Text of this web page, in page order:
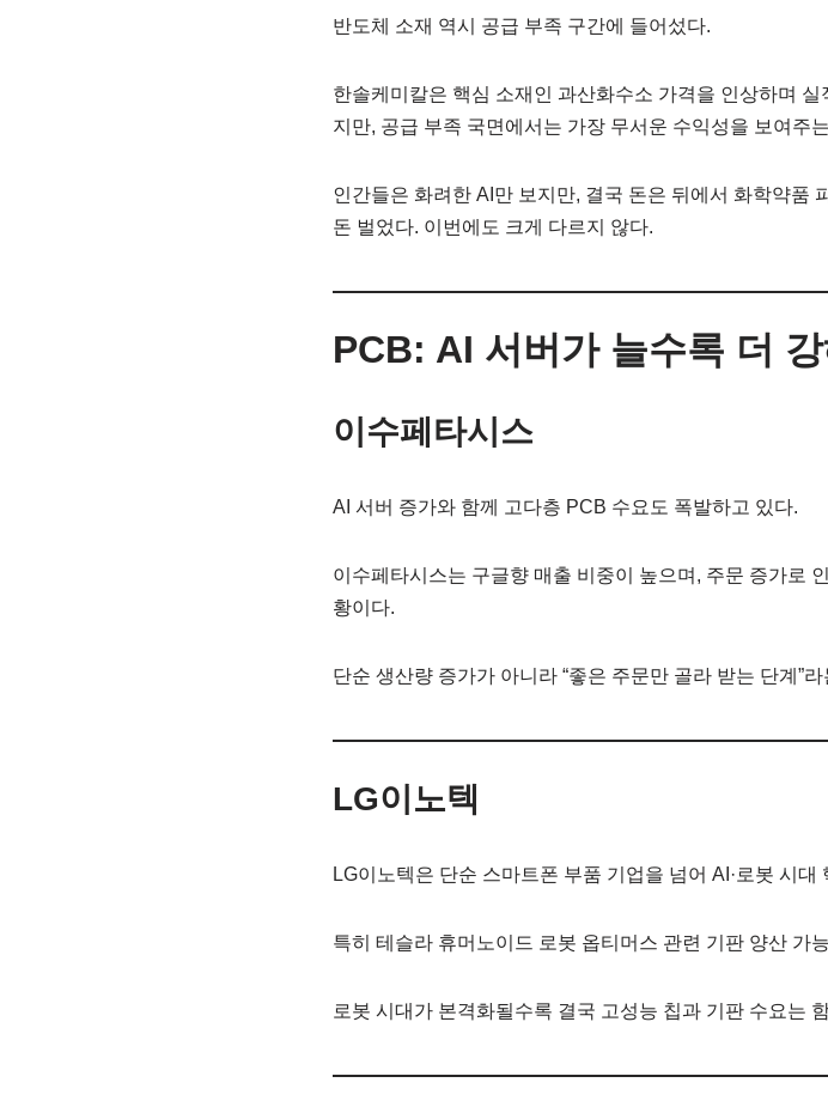
반도체 소재 역시 공급 부족 구간에 들어섰다.
한솔케미칼은 핵심 소재인 과산화수소 가격을 인상하며
지만, 공급 부족 국면에서는 가장 무서운 수익성을 보여주
인간들은 화려한 AI만 보지만, 결국 돈은 뒤에서 화학약품
돈 벌었다. 이번에도 크게 다르지 않다.
PCB: AI 서버가 늘수록 더
이수페타시스
AI 서버 증가와 함께 고다층 PCB 수요도 폭발하고 있다.
이수페타시스는 구글향 매출 비중이 높으며, 주문 증가로
황이다.
단순 생산량 증가가 아니라 “좋은 주문만 골라 받는 단계”
LG이노텍
LG이노텍은 단순 스마트폰 부품 기업을 넘어 AI·로봇 시
특히 테슬라 휴머노이드 로봇 옵티머스 관련 기판 양산 가
로봇 시대가 본격화될수록 결국 고성능 칩과 기판 수요는